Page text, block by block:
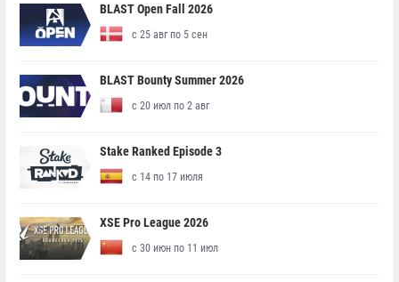
BLAST Open Fall 2026
с 25 авг по 5 сен
BLAST Bounty Summer 2026
с 20 июл по 2 авг
Stake Ranked Episode 3
с 14 по 17 июля
XSE Pro League 2026
с 30 июн по 11 июл